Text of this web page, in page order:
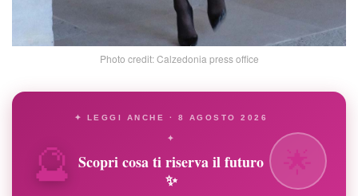
Photo credit: Calzedonia press office
🔮
✦ LEGGI ANCHE · 8 AGOSTO 2026
✦
Scopri cosa ti riserva il futuro
✨